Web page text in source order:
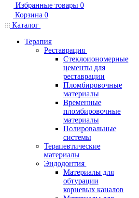
Избранные товары 0
Корзина 0
Каталог
Терапия
Реставрация
Стеклоиономерные
цементы для
реставрации
Пломбировочные
материалы
Временные
пломбировочные
материалы
Полировальные
системы
Терапевтические
материалы
Эндодонтия
Материалы для
обтурации
корневых каналов